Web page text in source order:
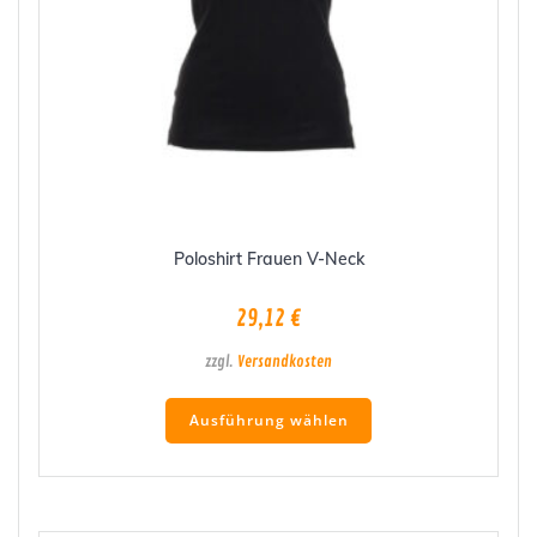
Poloshirt Frauen V-Neck
29,12 €
zzgl. Versandkosten
Ausführung wählen
Dieses
weist
mehrere
auf.